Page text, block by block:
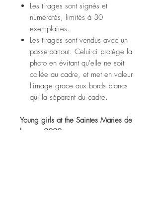
Les tirages sont signés et
numérotés, limités à 30
exemplaires.
Les tirages sont vendus avec un
passe-partout. Celui-ci protège la
photo en évitant qu'elle ne soit
collée au cadre, et met en valeur
l'image grace aux bords blancs
qui la séparent du cadre.
Young girls at the Saintes Maries de
la mer, 2022